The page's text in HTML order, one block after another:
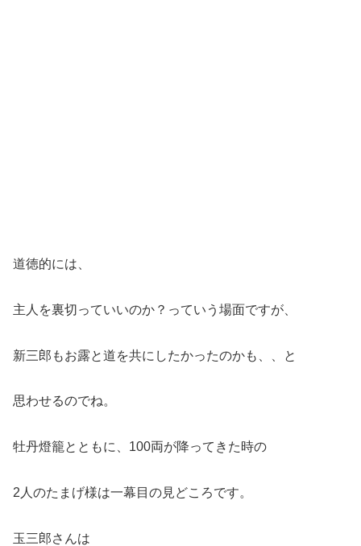
道徳的には、
主人を裏切っていいのか？っていう場面ですが、
新三郎もお露と道を共にしたかったのかも、、と
思わせるのでね。
牡丹燈籠とともに、100両が降ってきた時の
2人のたまげ様は一幕目の見どころです。
玉三郎さんは